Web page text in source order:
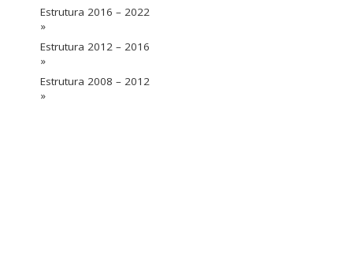
Estrutura 2016 – 2022
»
Estrutura 2012 – 2016
»
Estrutura 2008 – 2012
»